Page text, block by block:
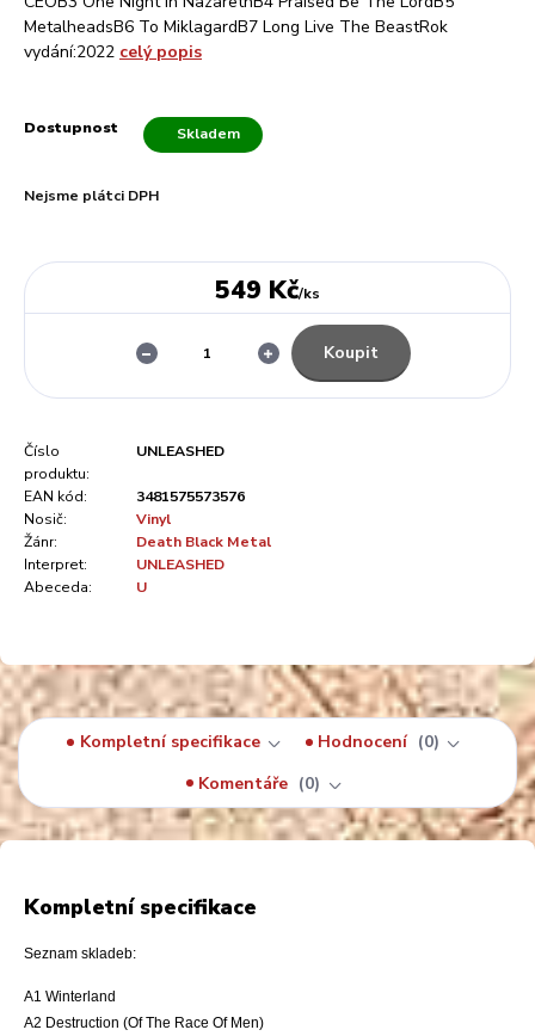
MetalheadsB6 To MiklagardB7 Long Live The BeastRok
vydání:2022 celý popis
Dostupnost Skladem
Nejsme plátci DPH
549 Kč/ks
Koupit
Číslo
produktu:
UNLEASHED
EAN kód:
3481575573576
Nosič:
Vinyl
Žánr:
Death Black Metal
Interpret:
UNLEASHED
Abeceda:
U
Kompletní specifikace Hodnocení
0
Komentáře
0
Kompletní specifikace
Seznam skladeb:
A1 Winterland
A2 Destruction (Of The Race Of Men)